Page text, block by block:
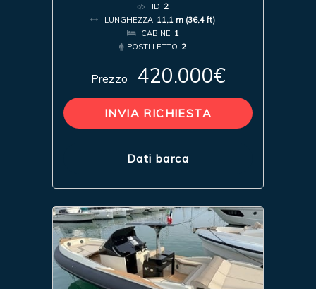
ID 2
LUNGHEZZA 11,1 m (36,4 ft)
CABINE 1
POSTI LETTO 2
Prezzo 420.000€
INVIA RICHIESTA
Dati barca